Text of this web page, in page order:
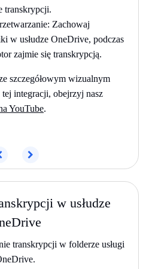
transkrypcji.
Zachowaj
w usłudze OneDrive, podczas
zajmie się transkrypcją.
szczegółowym wizualnym
integracji, obejrzyj nasz
YouTube.
Następny
w usłudze
transkrypcji w folderze usługi